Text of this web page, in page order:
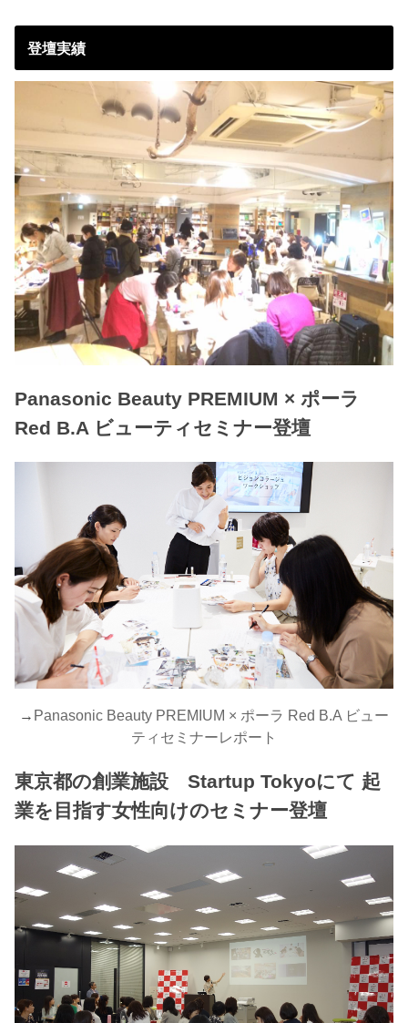
登壇実績
Panasonic Beauty PREMIUM × ポーラ
Red B.A ビューティセミナー登壇
→ Panasonic Beauty PREMIUM × ポーラ Red B.A ビュー
ティセミナーレポート
東京都の創業施設 Startup Tokyoにて 起
業を目指す女性向けのセミナー登壇